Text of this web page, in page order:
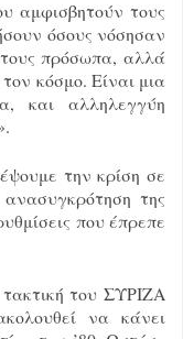
αμφισβητούν τους
όσους νόσησαν
πρόσωπα, αλλά
κόσμο. Είναι μια
και αλληλεγγύη
την κρίση σε
της
που έπρεπε
του ΣΥΡΙΖΑ
να κάνει